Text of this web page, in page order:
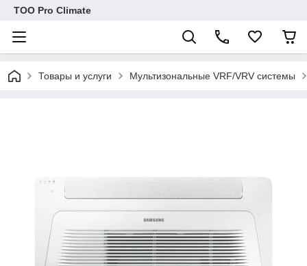
ТОО Pro Climate
Товары и услуги Мультизональные VRF/VRV системы